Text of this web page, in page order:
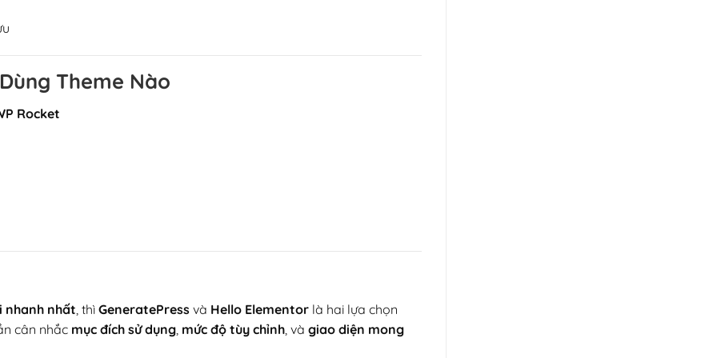
Theme Nào
Rocket
nhanh nhất, thì GeneratePress và Hello Elementor là hai lựa chọn
cân nhắc mục đích sử dụng, mức độ tùy chỉnh, và giao diện mong